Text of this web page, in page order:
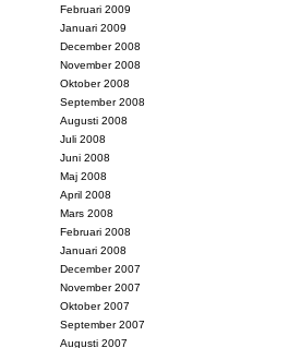
Februari 2009
Januari 2009
December 2008
November 2008
Oktober 2008
September 2008
Augusti 2008
Juli 2008
Juni 2008
Maj 2008
April 2008
Mars 2008
Februari 2008
Januari 2008
December 2007
November 2007
Oktober 2007
September 2007
Augusti 2007